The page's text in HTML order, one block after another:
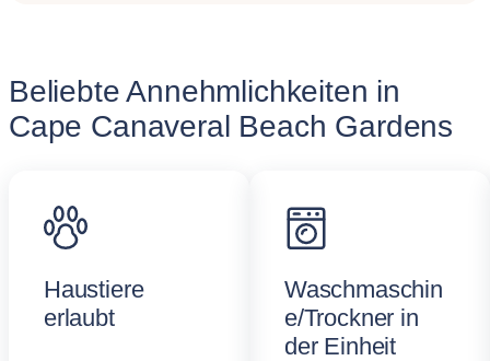
Beliebte Annehmlichkeiten in
Cape Canaveral Beach Gardens
Haustiere
erlaubt
Waschmaschin
e/Trockner in
der Einheit